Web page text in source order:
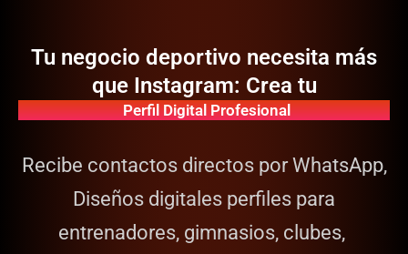
Tu negocio deportivo necesita más
que Instagram: Crea tu
Perfil Digital Profesional
Recibe contactos directos por WhatsApp,
Diseños digitales perfiles para
entrenadores, gimnasios, clubes,